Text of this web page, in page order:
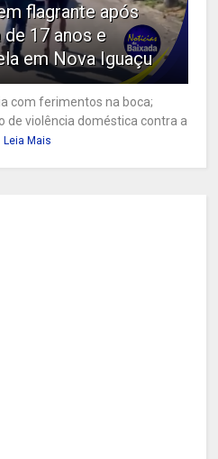
flagrante após
17 anos e
em Nova Iguaçu
com ferimentos na boca;
de violência doméstica contra a
Leia Mais